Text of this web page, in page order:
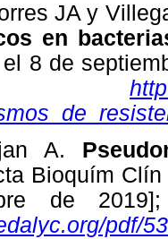
JA y
en
8 de
A.
Bioquím
de
pdf/